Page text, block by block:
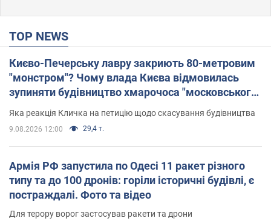
TOP NEWS
Києво-Печерську лавру закриють 80-метровим
"монстром"? Чому влада Києва відмовилась
зупиняти будівництво хмарочоса "московського
вірянина"
Яка реакція Кличка на петицію щодо скасування будівництва
9.08.2026 12:00 29,4 т.
Армія РФ запустила по Одесі 11 ракет різного
типу та до 100 дронів: горіли історичні будівлі, є
постраждалі. Фото та відео
Для терору ворог застосував ракети та дрони